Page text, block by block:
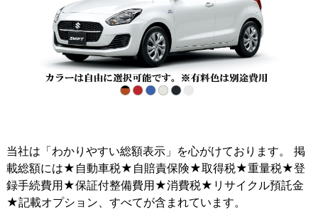
当社は「わかりやすい総額表示」を心がけております。 掲
載総額には★自動車税★自賠責保険★取得税★重量税★登
録手続費用★保証付整備費用★消費税★リサイクル預託金
★記載オプション、すべてが含まれています。